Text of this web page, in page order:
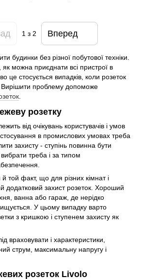
1з 2 Вперед
будинки без різної побутової техніки.
можна приєднати всі пристрої в
це стосується випадків, коли розеток
проблему допоможе
.
розетку
від очікувань користувачів і умов
в промислових умовах треба
захисту - ступінь повинна бути
треба і за типом
той факт, що для різних кімнат і
додатковий захист розеток. Хороший
ванна або гараж, де нерідко
У цьому випадку варто
з кришкою і ступенем захисту як
враховувати і характеристики,
струм, максимальну напругу і
розеток Livolo